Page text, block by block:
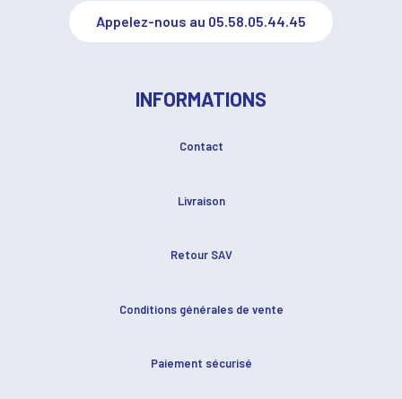
Appelez-nous au 05.58.05.44.45
INFORMATIONS
Contact
Livraison
Retour SAV
Conditions générales de vente
Paiement sécurisé